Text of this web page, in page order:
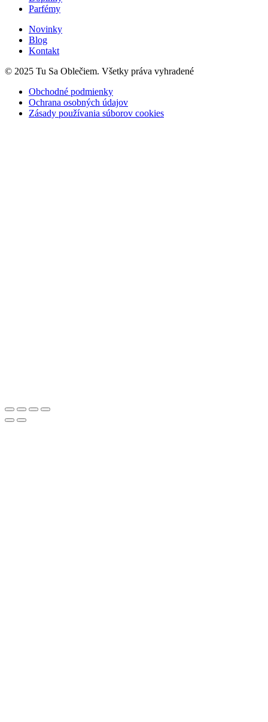
Parfémy
Novinky
Blog
Kontakt
© 2025 Tu Sa Oblečiem. Všetky práva vyhradené
Obchodné podmienky
Ochrana osobných údajov
Zásady používania súborov cookies